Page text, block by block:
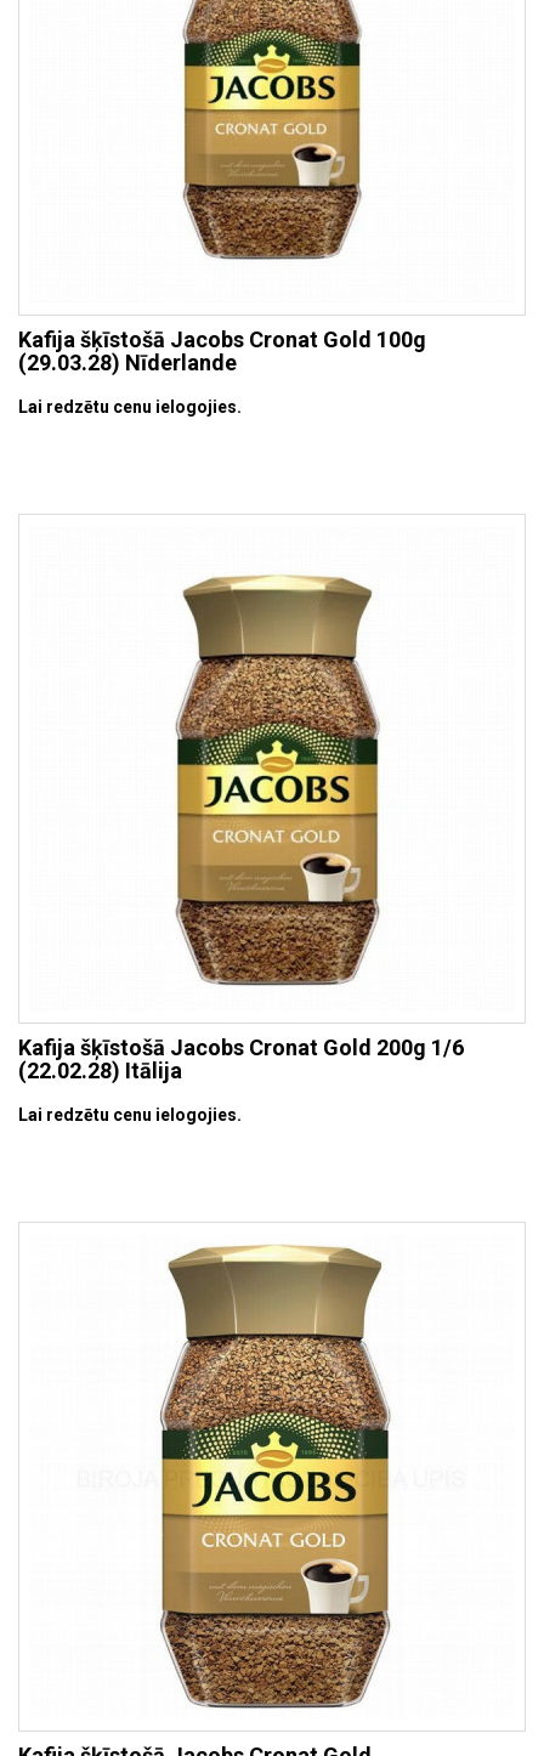
Kafija šķīstošā Jacobs Cronat Gold 100g
(29.03.28) Nīderlande
Lai redzētu cenu ielogojies.
Kafija šķīstošā Jacobs Cronat Gold 200g 1/6
(22.02.28) Itālija
Lai redzētu cenu ielogojies.